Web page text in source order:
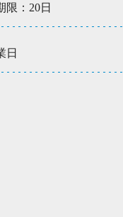
限：20日
日